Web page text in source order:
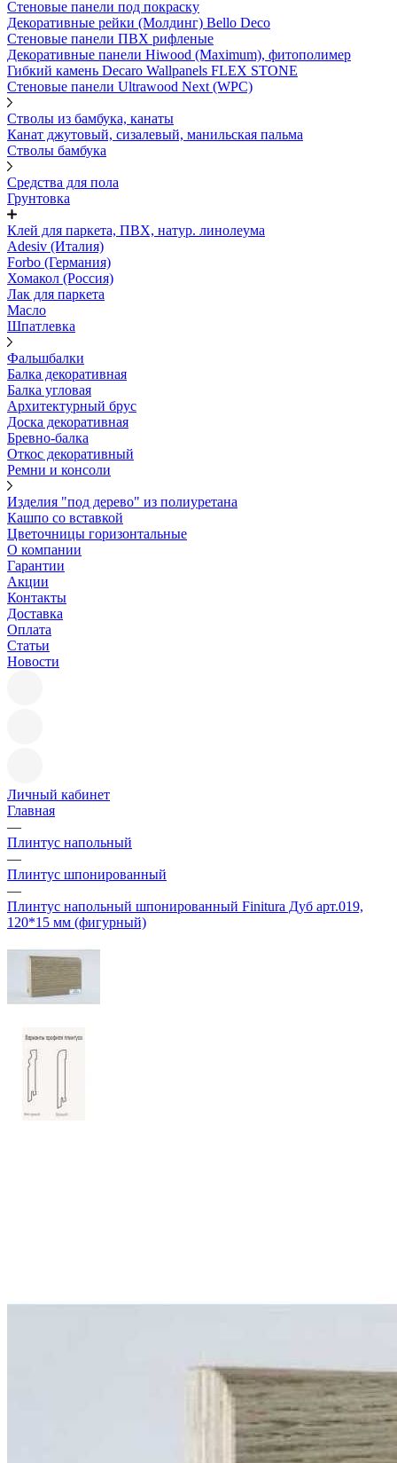
Стеновые панели под покраску
Декоративные рейки (Молдинг) Bello Deco
Стеновые панели ПВХ рифленыe
Декоративные панели Hiwood (Maximum), фитополимер
Гибкий камень Decaro Wallpanels FLEX STONE
Стеновые панели Ultrawood Next (WPC)
Стволы из бамбука, канаты
Канат джутовый, сизалевый, манильская пальма
Стволы бамбука
Средства для пола
Грунтовка
Клей для паркета, ПВХ, натур. линолеума
Adesiv (Италия)
Forbo (Германия)
Хомакол (Россия)
Лак для паркета
Масло
Шпатлевка
Фальшбалки
Балка декоративная
Балка угловая
Архитектурный брус
Доска декоративная
Бревно-балка
Откос декоративный
Ремни и консоли
Изделия "под дерево" из полиуретана
Кашпо со вставкой
Цветочницы горизонтальные
О компании
Гарантии
Акции
Контакты
Доставка
Оплата
Статьи
Новости
Личный кабинет
Главная
—
Плинтус напольный
—
Плинтус шпонированный
—
Плинтус напольный шпонированный Finitura Дуб арт.019,
120*15 мм (фигурный)